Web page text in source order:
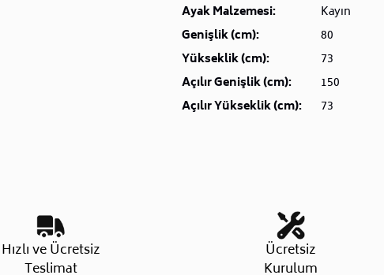
Ayak Malzemesi:
Kayın
Genişlik (cm):
80
Yükseklik (cm):
73
Açılır Genişlik (cm):
150
Açılır Yükseklik (cm):
73
Hızlı ve Ücretsiz
Teslimat
Ücretsiz
Kurulum